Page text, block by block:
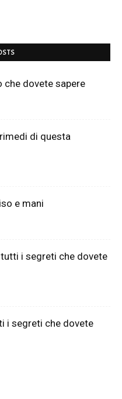
dovete sapere
di questa
e mani
i segreti che dovete
i segreti che dovete